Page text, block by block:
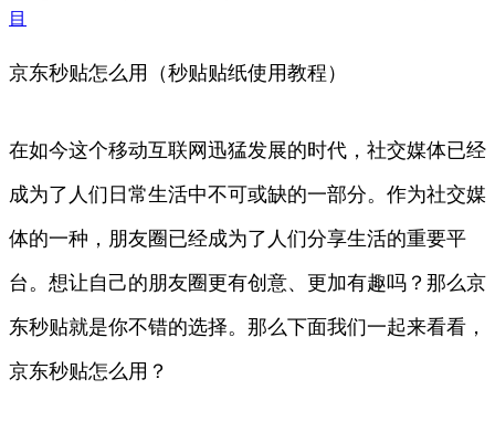
目
京东秒贴怎么用（秒贴贴纸使用教程）
在如今这个移动互联网迅猛发展的时代，社交媒体已经
成为了人们日常生活中不可或缺的一部分。作为社交媒
体的一种，朋友圈已经成为了人们分享生活的重要平
台。想让自己的朋友圈更有创意、更加有趣吗？那么京
东秒贴就是你不错的选择。那么下面我们一起来看看，
京东秒贴怎么用？